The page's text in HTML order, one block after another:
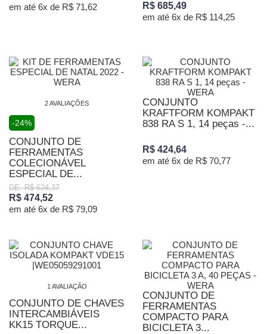
em até 6x de R$ 71,62
R$ 685,49
em até 6x de R$ 114,25
2 AVALIAÇÕES
-24%
CONJUNTO DE
FERRAMENTAS
COLECIONÁVEL
ESPECIAL DE...
DE: R$ 624,37
R$ 474,52
em até 6x de R$ 79,09
CONJUNTO
KRAFTFORM KOMPAKT
838 RA S 1, 14 peças -...
R$ 424,64
em até 6x de R$ 70,77
1 AVALIAÇÃO
CONJUNTO DE CHAVES
INTERCAMBIÁVEIS
KK15 TORQUE...
CONJUNTO DE
FERRAMENTAS
COMPACTO PARA
BICICLETA 3...